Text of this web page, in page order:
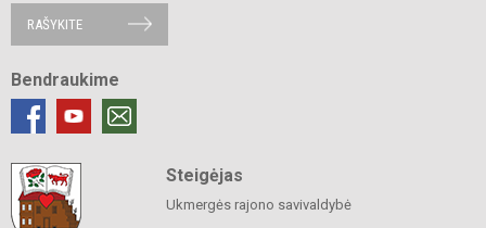
RAŠYKITE
Bendraukime
Steigėjas
Ukmergės rajono savivaldybė